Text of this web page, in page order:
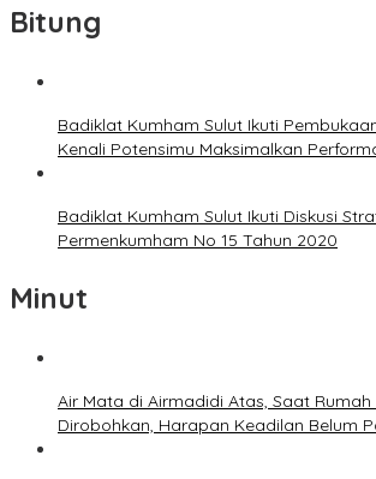
Bitung
Badiklat Kumham Sulut Ikuti
Kenali Potensimu Maksimalkan
Badiklat Kumham Sulut Ikuti Diskusi
Permenkumham No 15 Tahun 2020
Minut
Air Mata di Airmadidi Atas, Saat
Dirobohkan, Harapan Keadilan Belum